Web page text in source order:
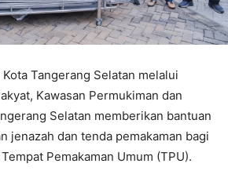
Tangerang Selatan melalui
Kawasan Permukiman dan
Selatan memberikan bantuan
jenazah dan tenda pemakaman bagi
Pemakaman Umum (TPU).